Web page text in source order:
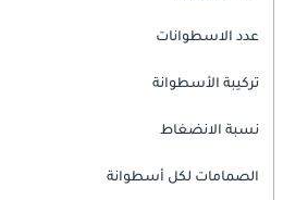
عدد الاسطوانات
تركيبة الأسطوانة
نسبة الانضغاط
الصمامات لكل أسطوانة